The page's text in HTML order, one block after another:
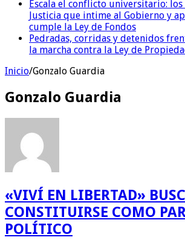
Escala el conflicto universitario:
Justicia que intime al Gobierno y
cumple la Ley de Fondos
Pedradas, corridas y detenidos
la marcha contra la Ley de
Inicio/Gonzalo Guardia
Gonzalo Guardia
«VIVÍ EN LIBERTAD»
CONSTITUIRSE COMO
POLÍTICO